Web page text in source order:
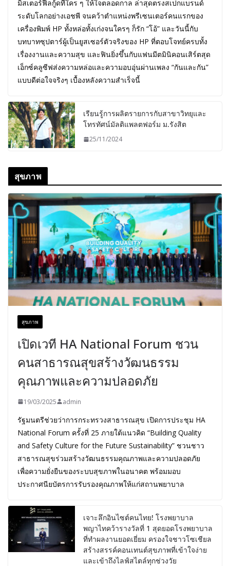
มิสเตอร์ฟีลกู้ดที่ใคร ๆ ให้ใจตลอดกาล ล่าสุดตรงสเปกแบรนด์
ระดับโลกอย่างเอชพี จนคว้าตำแหน่งพรีเซนเตอร์คนแรกของ
เครื่องพิมพ์ HP ทั้งหล่อทั้งเก่งจนใครๆ ก็รัก “โอ้” และวันนี้กับ
บทบาทซุปตาร์ผู้เป็นยูสเซอร์ตัวจริงของ HP ที่ตอบโจทย์ครบทั้ง
เรื่องงานและความสุข และฟินยิ่งขึ้นกับแฟนมีตมินิคอนเสิร์ตสุด
เอ็กซ์คลูซีฟส่งความหล่อและความอบอุ่นผ่านเพลง “กันและกัน”
แบบดีต่อใจจริงๆ เบื้องหลังความสำเร็จนี้
เรียนรู้การผลิตรายการกับสาขาวิทยุและ
โทรทัศน์มัลติแพลตฟอร์ม ม.รังสิต
25/11/2024
สุขภาพ
สุขภาพ
เปิดเวที HA National Forum ชวน
คนสาธารณสุขสร้างวัฒนธรรม
คุณภาพและความปลอดภัย
19/03/2025 admin
รัฐมนตรีช่วยว่าการกระทรวงสาธารณสุข เปิดการประชุม HA
National Forum ครั้งที่ 25 ภายใต้แนวคิด “Building Quality
and Safety Culture for the Future Sustainability” ชวนชาว
สาธารณสุขร่วมสร้างวัฒนธรรมคุณภาพและความปลอดภัย
เพื่อความยั่งยืนของระบบสุขภาพในอนาคต พร้อมมอบ
ประกาศนียบัตรการรับรองคุณภาพให้แก่สถานพยาบาล
เจาะลึกอินไซต์คนไทย! โรงพยาบาล
พญาไทคว้ารางวัลที่ 1 สุดยอดโรงพยาบาล
ที่ทำผลงานยอดเยี่ยม ครองใจชาวโซเชียล
สร้างสรรค์คอนเทนต์สุขภาพที่เข้าใจง่าย
และเข้าถึงไลฟ์สไตล์ทุกช่วงวัย